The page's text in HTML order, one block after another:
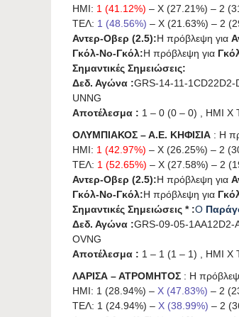
ΗΜΙ: 1 (41.12%) – X (27.21%) – 2
ΤΕΛ: 1 (48.56%) – X (21.63%) – 2
Αντερ-Οβερ (2.5):Η πρόβλεψη για
Γκόλ-Νο-Γκόλ:Η πρόβλεψη για
Σημαντικές Σημειώσεις:
Δεδ. Αγώνα :GRS-14-11-
UNNG
Αποτέλεσμα : 1 – 0 (0 – 0) , ΗΜΙ X
ΟΛΥΜΠΙΑΚΟΣ – Α.Ε. ΚΗΦΙΣΙΑ : Η
ΗΜΙ: 1 (42.97%) – X (26.25%) – 2
ΤΕΛ: 1 (52.65%) – X (27.58%) – 2
Αντερ-Οβερ (2.5):Η πρόβλεψη για
Γκόλ-Νο-Γκόλ:Η πρόβλεψη για
Σημαντικές Σημειώσεις * :Ο
Δεδ. Αγώνα :GRS-09-05-1AA12D2-
OVNG
Αποτέλεσμα : 1 – 1 (1 – 1) , ΗΜΙ X
ΛΑΡΙΣΑ – ΑΤΡΟΜΗΤΟΣ : Η
ΗΜΙ: 1 (28.94%) – X (47.83%) – 2
ΤΕΛ: 1 (24.94%) – X (38.99%) – 2